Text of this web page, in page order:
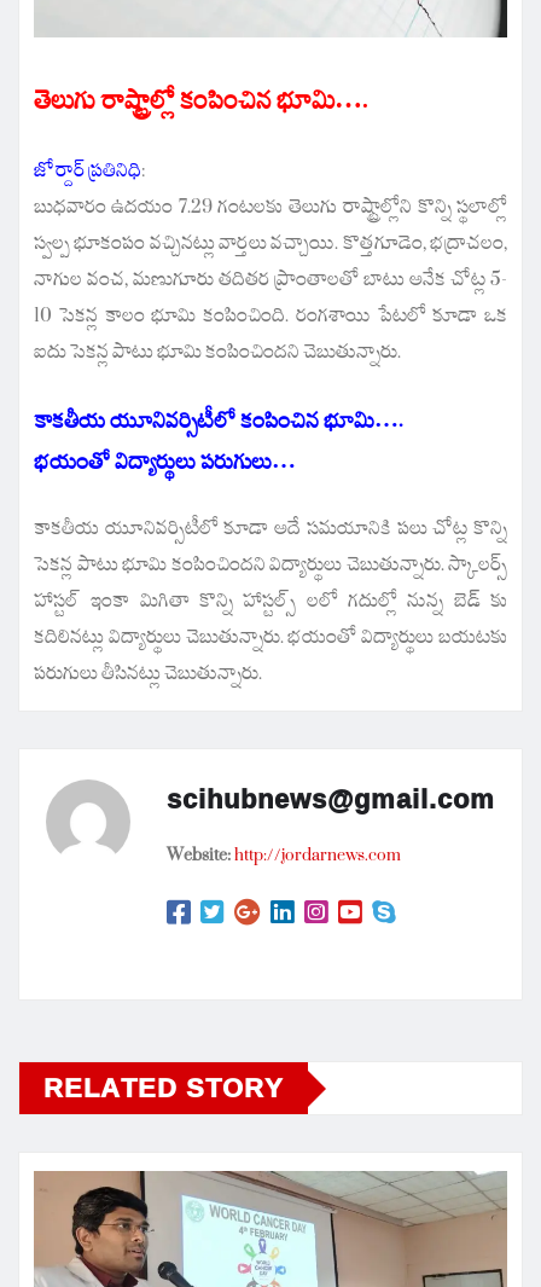
తెలుగు రాష్ట్రాల్లో కంపించిన భూమి….
జోర్దార్ ప్రతినిధి:
బుధవారం ఉదయం 7.29 గంటలకు తెలుగు రాష్ట్రాల్లోని కొన్ని స్థలాల్లో
స్వల్ప భూకంపం వచ్చినట్లు వార్తలు వచ్చాయి. కొత్తగూడెం, భద్రాచలం,
నాగుల వంచ, మణుగూరు తదితర ప్రాంతాలతో బాటు అనేక చోట్ల 5-
10 సెకన్ల కాలం భూమి కంపించింది. రంగశాయి పేటలో కూడా ఒక
ఐదు సెకన్ల పాటు భూమి కంపించిందని చెబుతున్నారు.
కాకతీయ యూనివర్సిటీలో కంపించిన భూమి….
భయంతో విద్యార్థులు పరుగులు…
కాకతీయ యూనివర్సిటీలో కూడా అదే సమయానికి పలు చోట్ల కొన్ని
సెకన్ల పాటు భూమి కంపించిందని విద్యార్థులు చెబుతున్నారు. స్కాలర్స్
హాస్టల్ ఇంకా మిగితా కొన్ని హాస్టల్స్ లలో గదుల్లో నున్న బెడ్ కు
కదిలినట్లు విద్యార్థులు చెబుతున్నారు. భయంతో విద్యార్థులు బయటకు
పరుగులు తీసినట్లు చెబుతున్నారు.
scihubnews@gmail.com
Website:http://jordarnews.com
RELATED STORY